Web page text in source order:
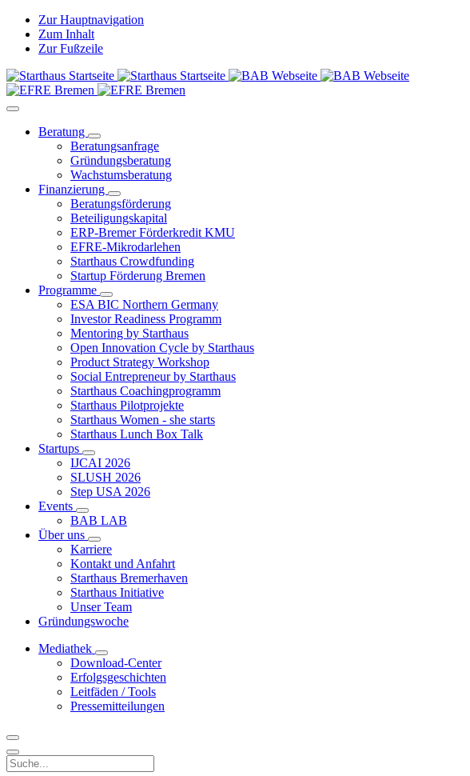
Zur Hauptnavigation
Zum Inhalt
Zur Fußzeile
Beratung
Beratungsanfrage
Gründungsberatung
Wachstumsberatung
Finanzierung
Beratungsförderung
Beteiligungskapital
ERP-Bremer Förderkredit KMU
EFRE-Mikrodarlehen
Starthaus Crowdfunding
Startup Förderung Bremen
Programme
ESA BIC Northern Germany
Investor Readiness Programm
Mentoring by Starthaus
Open Innovation Cycle by Starthaus
Product Strategy Workshop
Social Entrepreneur by Starthaus
Starthaus Coachingprogramm
Starthaus Pilotprojekte
Starthaus Women - she starts
Starthaus Lunch Box Talk
Startups
IJCAI 2026
SLUSH 2026
Step USA 2026
Events
BAB LAB
Über uns
Karriere
Kontakt und Anfahrt
Starthaus Bremerhaven
Starthaus Initiative
Unser Team
Gründungswoche
Mediathek
Download-Center
Erfolgsgeschichten
Leitfäden / Tools
Pressemitteilungen